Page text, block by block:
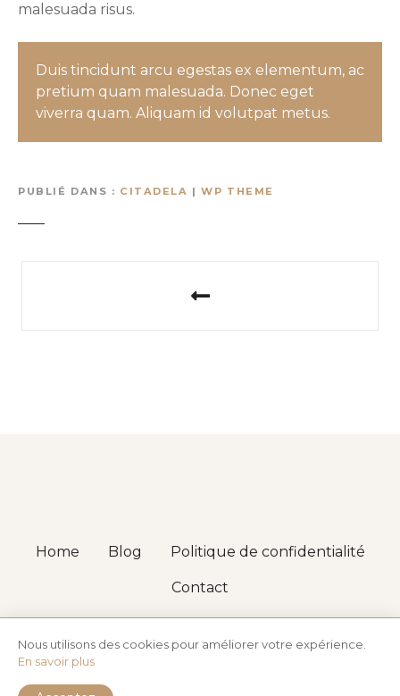
malesuada risus.
Duis tincidunt arcu egestas ex elementum, ac
pretium quam malesuada. Donec eget
viverra quam. Aliquam id volutpat metus.
PUBLIÉ DANS CITADELA |WP THEME
d
e
Home Blog Politique de confidentialité
Contact
CITADELA ET MODIFIÉ PARFRANÇOIS DEPLAINE
Nous utilisons des cookies pour améliorer votre expérience.
En savoir plus